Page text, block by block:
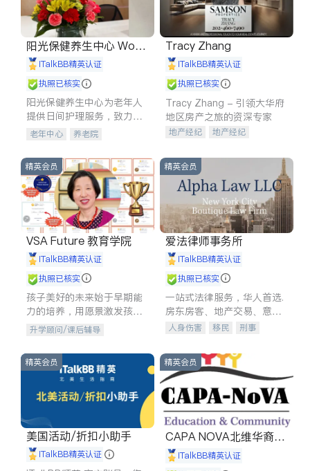
阳光保健养生中心 World
shine
iTalkBB精英认证
执照已核实
阳光保健养生中心为老年人
提供日间护理服务，致力于
通过持续的护理创新来有效
老年中心 养老院
Tracy Zhang
iTalkBB精英认证
执照已核实
Tracy Zhang - 引领大华府
地区房产之旅的资深专家
地产经纪
地产经纪
商铺租售
精英会员
VSA Future 教育学院
iTalkBB精英认证
执照已核实
孩子美好的未来始于早期能
力的培养，用愿景激发孩子
的学习潜力和动力。理念：
拥有成长型心态是成功的基
石。
升学顾问/课后辅导
精英会员
爱法律师事务所
iTalkBB精英认证
执照已核实
一站式法律服务，华人首选.
房东房客、地产交易、意外
伤害、车祸重伤、商业诉
建筑合同、刑事案件全包办
人身伤害 移民
刑事
信托/遗嘱
商业
索赔
律师-其它 保释
精英会员
美国活动/折扣小助手
iTalkBB精英认证
精英会员
CAPA NOVA北维华裔家
长会iTalkBB精英认证